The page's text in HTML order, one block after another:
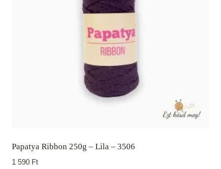
Papatya Ribbon 250g – Lila – 3506
1 590 Ft